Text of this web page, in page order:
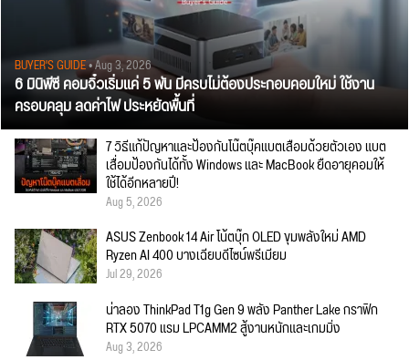
BUYER'S GUIDE• Aug 3, 2026
6 มินิพีซี คอมจิ๋วเริ่มแค่ 5 พัน มีครบไม่ต้องประกอบคอมใหม่ ใช้งาน
ครอบคลุม ลดค่าไฟ ประหยัดพื้นที่
7 วิธีแก้ปัญหาและป้องกันโน๊ตบุ๊คแบตเสื่อมด้วยตัวเอง แบต
เสื่อมป้องกันได้ทั้ง Windows และ MacBook ยืดอายุคอมให้
ใช้ได้อีกหลายปี!
Aug 5, 2026
ASUS Zenbook 14 Air โน้ตบุ๊ก OLED ขุมพลังใหม่ AMD
Ryzen AI 400 บางเฉียบดีไซน์พรีเมียม
Jul 29, 2026
น่าลอง ThinkPad T1g Gen 9 พลัง Panther Lake กราฟิก
RTX 5070 แรม LPCAMM2 สู้งานหนักและเกมมิ่ง
Aug 3, 2026